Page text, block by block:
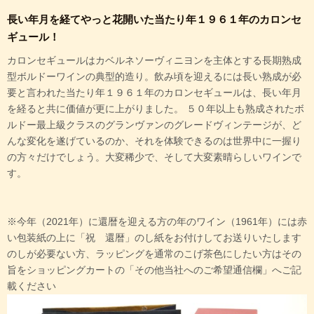
長い年月を経てやっと花開いた当たり年１９６１年のカロンセ
ギュール！
カロンセギュールはカベルネソーヴィニヨンを主体とする長期熟成
型ボルドーワインの典型的造り。飲み頃を迎えるには長い熟成が必
要と言われた当たり年１９６１年のカロンセギュールは、長い年月
を経ると共に価値が更に上がりました。 ５０年以上も熟成されたボ
ルドー最上級クラスのグランヴァンのグレードヴィンテージが、ど
んな変化を遂げているのか、それを体験できるのは世界中に一握り
の方々だけでしょう。大変稀少で、そして大変素晴らしいワインで
す。
※今年（2021年）に還暦を迎える方の年のワイン（1961年）には赤
い包装紙の上に「祝 還暦」のし紙をお付けしてお送りいたします
のしが必要ない方、ラッピングを通常のこげ茶色にしたい方はその
旨をショッピングカートの「その他当社へのご希望通信欄」へご記
載ください